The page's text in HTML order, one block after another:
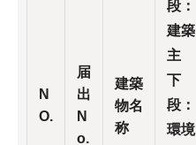
N
O.
届
出
N
o.
建築
物名
称
段：
建築
主
下
段：
環境